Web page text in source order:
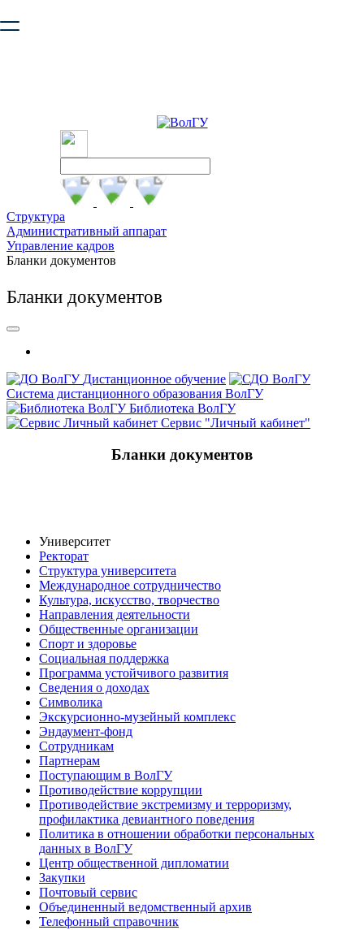
безопасную работу с сайтом. Пожалуйста
Структура
Административный аппарат
Управление кадров
Бланки документов
Бланки документов
Дистанционное обучение
Система дистанционного образования ВолГУ
Библиотека ВолГУ
Сервис "Личный кабинет"
Бланки документов
Университет
Ректорат
Структура университета
Международное сотрудничество
Культура, искусство, творчество
Направления деятельности
Общественные организации
Спорт и здоровье
Социальная поддержка
Программа устойчивого развития
Сведения о доходах
Символика
Экскурсионно-музейный комплекс
Эндаумент-фонд
Сотрудникам
Партнерам
Поступающим в ВолГУ
Противодействие коррупции
Противодействие экстремизму и терроризму,
профилактика девиантного поведения
Политика в отношении обработки персональных
данных в ВолГУ
Центр общественной дипломатии
Закупки
Почтовый сервис
Объединенный ведомственный архив
Телефонный справочник